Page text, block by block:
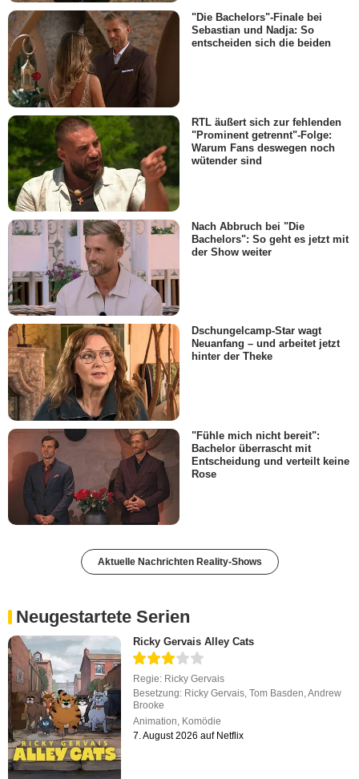
"Die Bachelors"-Finale bei
Sebastian und Nadja: So
entscheiden sich die beiden
RTL äußert sich zur fehlenden
"Prominent getrennt"-Folge:
Warum Fans deswegen noch
wütender sind
Nach Abbruch bei "Die
Bachelors": So geht es jetzt mit
der Show weiter
Dschungelcamp-Star wagt
Neuanfang – und arbeitet jetzt
hinter der Theke
"Fühle mich nicht bereit":
Bachelor überrascht mit
Entscheidung und verteilt keine
Rose
Aktuelle Nachrichten Reality-Shows
Neugestartete Serien
Ricky Gervais Alley Cats
Regie: Ricky Gervais
Besetzung: Ricky Gervais,Tom Basden,Andrew
Brooke
Animation, Komödie
7. August 2026 auf Netflix